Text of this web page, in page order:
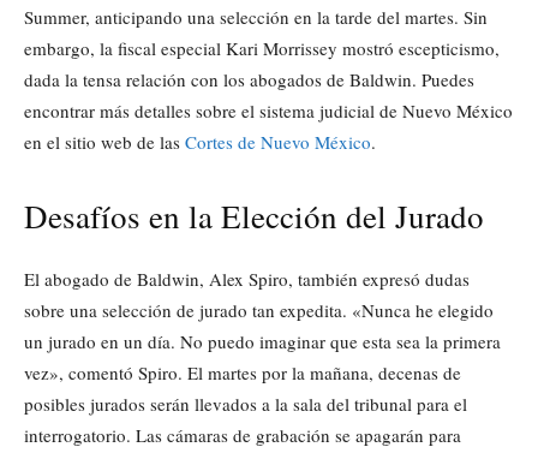
Summer, anticipando una selección en la tarde del martes. Sin
embargo, la fiscal especial Kari Morrissey mostró escepticismo,
dada la tensa relación con los abogados de Baldwin. Puedes
encontrar más detalles sobre el sistema judicial de Nuevo México
en el sitio web de las Cortes de Nuevo México.
Desafíos en la Elección del Jurado
El abogado de Baldwin, Alex Spiro, también expresó dudas
sobre una selección de jurado tan expedita. «Nunca he elegido
un jurado en un día. No puedo imaginar que esta sea la primera
vez», comentó Spiro. El martes por la mañana, decenas de
posibles jurados serán llevados a la sala del tribunal para el
interrogatorio. Las cámaras de grabación se apagarán para